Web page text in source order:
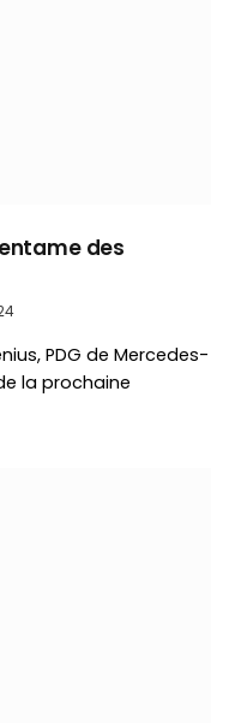
des
PDG de Mercedes-
la prochaine